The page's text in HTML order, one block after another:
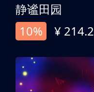
静谧田园
10%
¥ 214.2